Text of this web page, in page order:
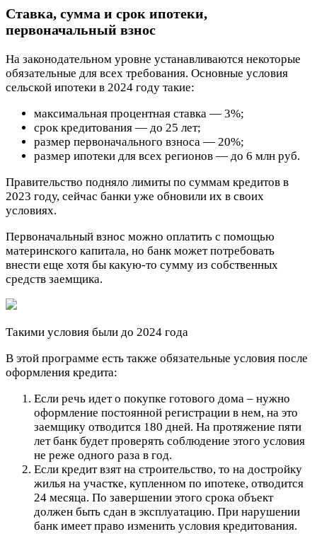
Ставка, сумма и срок ипотеки,
первоначальный взнос
На законодательном уровне устанавливаются некоторые
обязательные для всех требования. Основные условия
сельской ипотеки в 2024 году такие:
максимальная процентная ставка — 3%;
срок кредитования — до 25 лет;
размер первоначального взноса — 20%;
размер ипотеки для всех регионов — до 6 млн руб.
Правительство подняло лимиты по суммам кредитов в
2023 году, сейчас банки уже обновили их в своих
условиях.
Первоначальный взнос можно оплатить с помощью
материнского капитала, но банк может потребовать
внести еще хотя бы какую-то сумму из собственных
средств заемщика.
Такими условия были до 2024 года
В этой программе есть также обязательные условия после
оформления кредита:
Если речь идет о покупке готового дома – нужно
оформление постоянной регистрации в нем, на это
заемщику отводится 180 дней. На протяжение пяти
лет банк будет проверять соблюдение этого условия
не реже одного раза в год.
Если кредит взят на строительство, то на достройку
жилья на участке, купленном по ипотеке, отводится
24 месяца. По завершении этого срока объект
должен быть сдан в эксплуатацию. При нарушении
банк имеет право изменить условия кредитования.